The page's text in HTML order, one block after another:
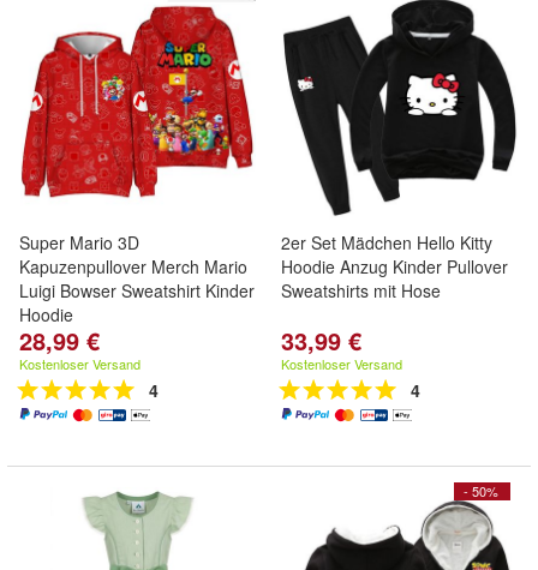
Super Mario 3D
Kapuzenpullover Merch Mario
Luigi Bowser Sweatshirt Kinder
Hoodie
28,99 €
Kostenloser Versand
4
2er Set Mädchen Hello Kitty
Hoodie Anzug Kinder Pullover
Sweatshirts mit Hose
33,99 €
Kostenloser Versand
4
- 50%